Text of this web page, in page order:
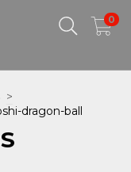
0
>
dragon-ball